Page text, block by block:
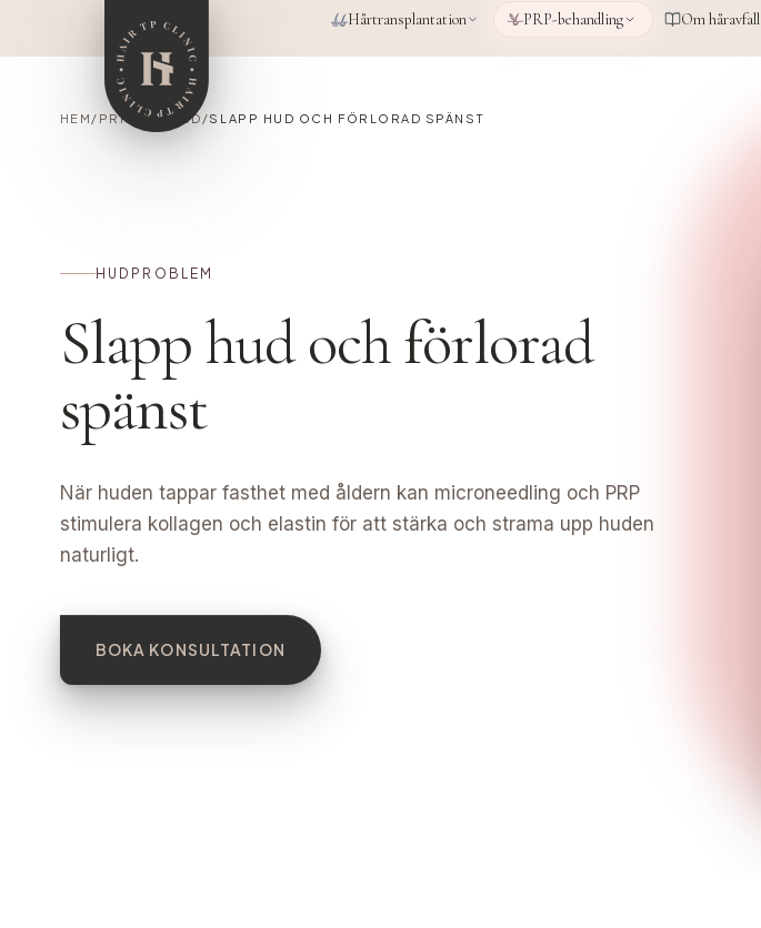
Hårtransplantation PRP-behandling Om håravfall
HEM / PRP FÖR HUD /SLAPP HUD OCH FÖRLORAD SPÄNST
HUDPROBLEM
Slapp hud och förlorad
spänst
När huden tappar fasthet med åldern kan microneedling och PRP
stimulera kollagen och elastin för att stärka och strama upp huden
naturligt.
BOKA KONSULTATION